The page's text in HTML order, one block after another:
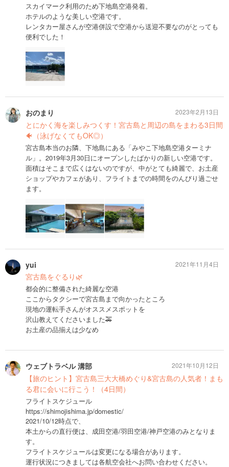
スカイマーク利用のため下地島空港発着。
ホテルのような美しい空港です。
レンタカー屋さんが空港併設で空港から送迎不要なのがとっても
便利でした！
おのまり
とにかく海を楽しみつくす！宮古島と周辺の島をまわる3日間
🐠（泳げなくてもOK◎）
宮古島本当のお隣、下地島にある「みやこ下地島空港ターミナ
ル」。2019年3月30日にオープンしたばかりの新しい空港です。
面積はそこまで広くはないのですが、中がとても綺麗で、お土産
ショップやカフェがあり、フライトまでの時間をのんびり過ごせ
ます。
2023年2月13日
yui
宮古島をぐるり🌿
都会的に整備された綺麗な空港
ここからタクシーで宮古島まで向かったところ
現地の運転手さんがオススメスポットを
沢山教えてくださいました🚕
お土産の品揃えは少なめ
2021年11月4日
ウェブトラベル 溝部
【旅のヒント】宮古島三大大橋めぐり&宮古島の人気者！まも
る君に会いに行こう！（4日間）
フライトスケジュール
https://shimojishima.jp/domestic/
2021/10/12時点で、
本土からの直行便は、成田空港/羽田空港/神戸空港のみとなりま
す。
フライトスケジュールは変更になる場合があります。
運行状況につきましては各航空会社へお問い合わせください。
2021年10月12日